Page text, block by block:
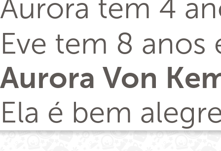
Aurora tem 4
Eve tem 8 anos
Aurora Von
Ela é bem